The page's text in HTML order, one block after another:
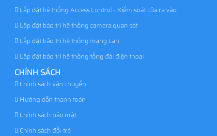
Lắp đặt hệ thống Access Control - Kiểm soát cửa ra vào
Lắp đặt bảo trì hệ thống camera quan sát
Lắp đặt bảo trì hệ thống mạng Lan
Lắp đặt bảo trì hệ thống tổng đài điện thoại
CHÍNH SÁCH
Chính sách vận chuyển
Hướng dẫn thanh toán
Chính sách bảo mật
Chính sách đổi trả